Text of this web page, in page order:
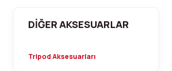
DİĞER AKSESUARLAR
Tripod Aksesuarları